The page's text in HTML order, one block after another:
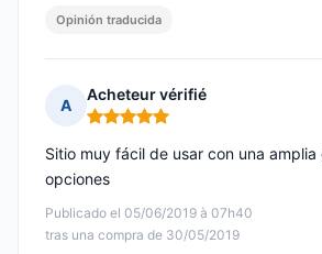
Opinión traducida
A
Acheteur vérifié
Nota: 5 de 5
Publicado el 05/06/2019 à 07h40
tras una compra de 30/05/2019
Sitio muy fácil de usar con una amplia
opciones